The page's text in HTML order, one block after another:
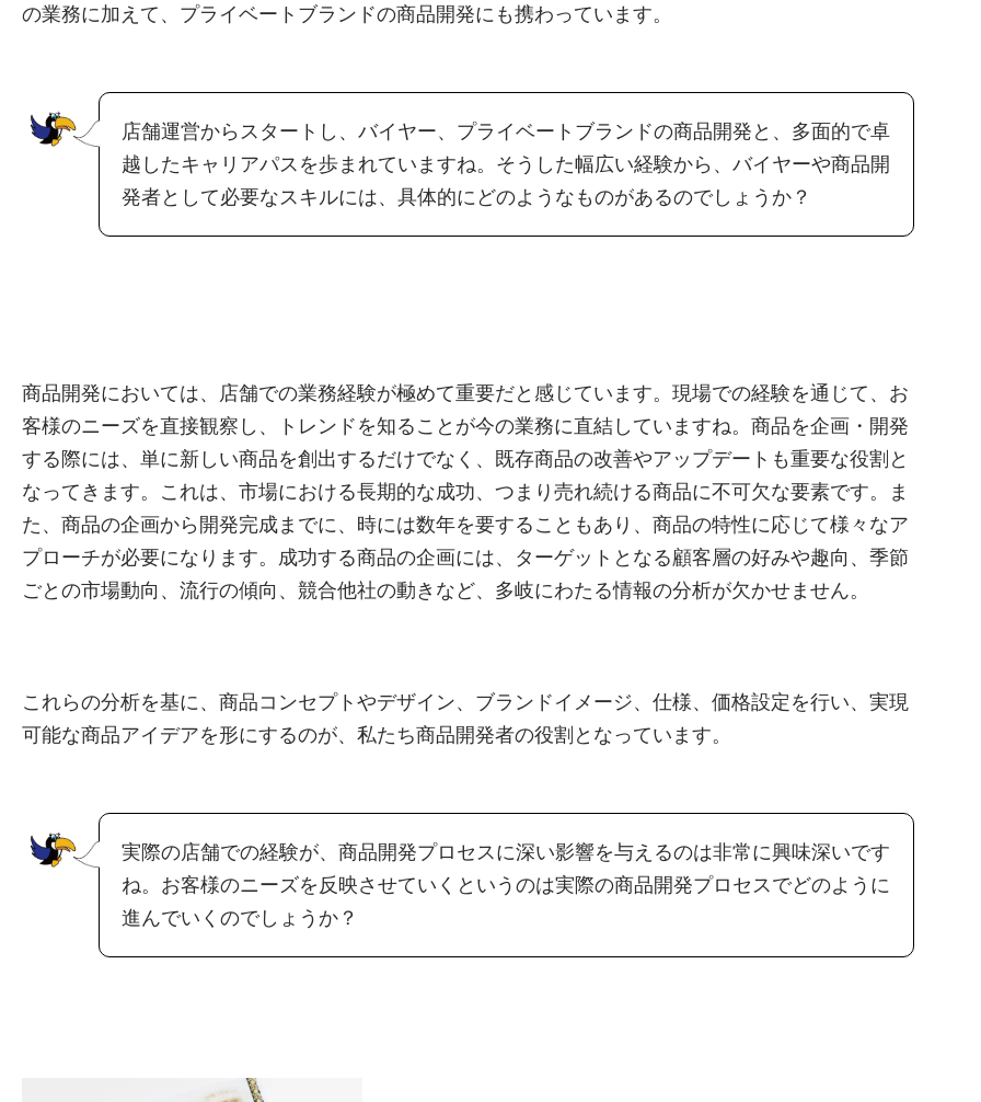
の業務に加えて、プライベートブランドの商品開発にも携わっています。
店舗運営からスタートし、バイヤー、プライベートブランドの商品開発と、多面的で卓
越したキャリアパスを歩まれていますね。そうした幅広い経験から、バイヤーや商品開
発者として必要なスキルには、具体的にどのようなものがあるのでしょうか？
商品開発においては、店舗での業務経験が極めて重要だと感じています。現場での経験を通じて、お
客様のニーズを直接観察し、トレンドを知ることが今の業務に直結していますね。商品を企画・開発
する際には、単に新しい商品を創出するだけでなく、既存商品の改善やアップデートも重要な役割と
なってきます。これは、市場における長期的な成功、つまり売れ続ける商品に不可欠な要素です。ま
た、商品の企画から開発完成までに、時には数年を要することもあり、商品の特性に応じて様々なア
プローチが必要になります。成功する商品の企画には、ターゲットとなる顧客層の好みや趣向、季節
ごとの市場動向、流行の傾向、競合他社の動きなど、多岐にわたる情報の分析が欠かせません。
これらの分析を基に、商品コンセプトやデザイン、ブランドイメージ、仕様、価格設定を行い、実現
可能な商品アイデアを形にするのが、私たち商品開発者の役割となっています。
実際の店舗での経験が、商品開発プロセスに深い影響を与えるのは非常に興味深いです
ね。お客様のニーズを反映させていくというのは実際の商品開発プロセスでどのように
進んでいくのでしょうか？